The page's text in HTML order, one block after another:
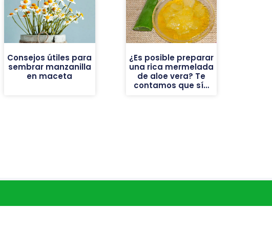
Consejos útiles para
sembrar manzanilla
en maceta
¿Es posible preparar
una rica mermelada
de aloe vera? Te
contamos que sí…